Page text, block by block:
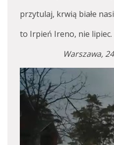
przytulaj, krwią białe
to Irpień Ireno, nie lipiec.
Warszawa,